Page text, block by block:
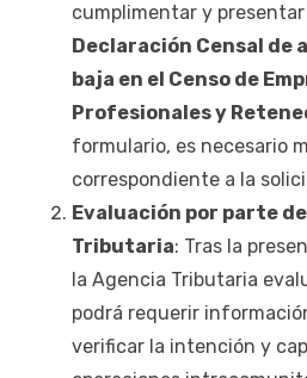
cumplimentar y presentar
Declaración Censal de
baja en el Censo de
Profesionales y
formulario, es necesario
correspondiente a la
Evaluación por parte
Tributaria: Tras la
la Agencia Tributaria
podrá requerir
verificar la intención y